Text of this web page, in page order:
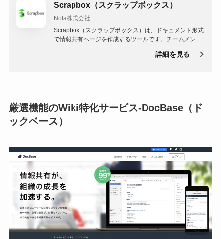
モートワークを推進し
った情報共有ツールの
選定が不可欠となりま
Scrapbox（スクラップボックス）
Nota株式会社
Scrapbox（スクラップボックス）は、ドキュメント形式
で情報共有ページを作成するツールです。チームメンバ
共有されます。作成された共有ページはクラウドで管理
詳細を見る
厳選機能のWiki特化サービス-DocBase（ド
ックベース）